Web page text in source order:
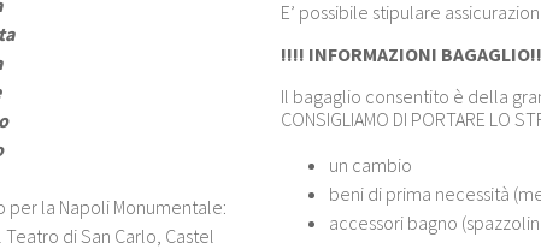
per la Napoli Monumentale:
di San Carlo, Castel
E’ possibile stipulare
!!!! INFORMAZIONI
Il bagaglio consentito è della
CONSIGLIAMO DI PORTARE LO
un cambio
beni di prima necessità
accessori bagno